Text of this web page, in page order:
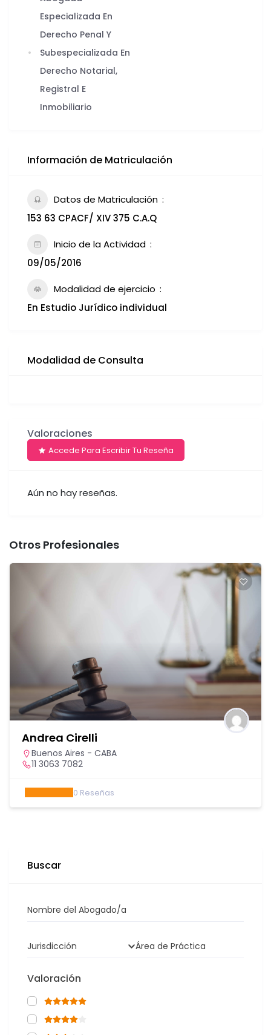
Especializada En
Derecho Penal Y
Subespecializada En
Derecho Notarial,
Registral E
Inmobiliario
Información de Matriculación
Datos de Matriculación
153 63 CPACF/ XIV 375 C.A.Q
Inicio de la Actividad
09/05/2016
Modalidad de ejercicio
En Estudio Jurídico individual
Modalidad de Consulta
Valoraciones
Accede Para Escribir Tu Reseña
Aún no hay reseñas.
Otros Profesionales
Andrea Cirelli
Buenos Aires - CABA
11 3063 7082
0 Reseñas
Buscar
Nombre del Abogado/a
Jurisdicción Área de Práctica
Valoración